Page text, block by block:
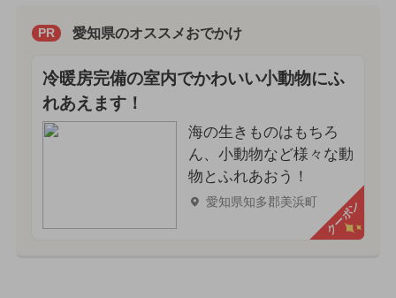
PR 愛知県のオススメおでかけ
冷暖房完備の室内でかわいい小動物にふ
れあえます！
海の生きものはもちろ
ん、小動物など様々な動
物とふれあおう！
愛知県知多郡美浜町 クーポン